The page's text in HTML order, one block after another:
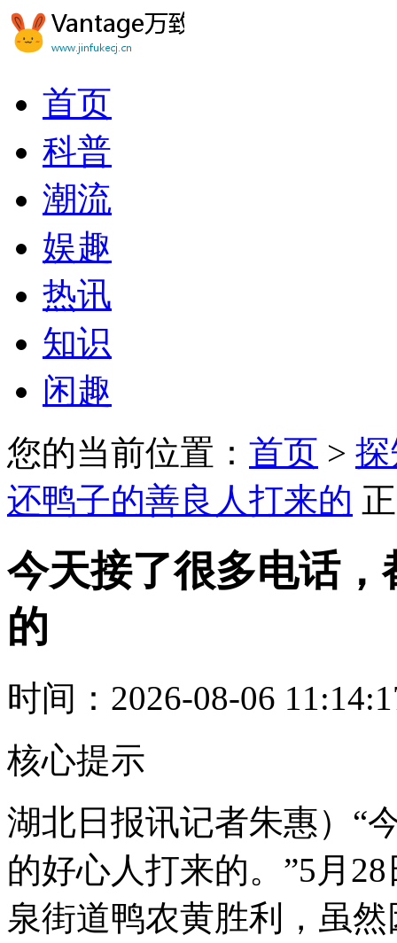
首页
科普
潮流
娱趣
热讯
知识
闲趣
您的当前位置： 首页 >
还鸭子的善良人打来的
今天接了很多电话
的
时间：2026-08-06
核心提示
湖北日报讯记者朱惠）“
的好心人打来的。”5月
泉街道鸭农黄胜利，虽